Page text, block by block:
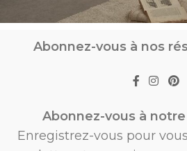
Abonnez-vous à nos
Abonnez-vous à
Enregistrez-vous pour